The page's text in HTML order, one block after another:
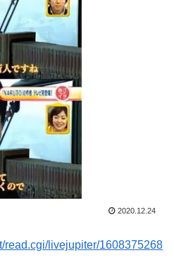
2020.12.24
read.cgi/livejupiter/1608375268